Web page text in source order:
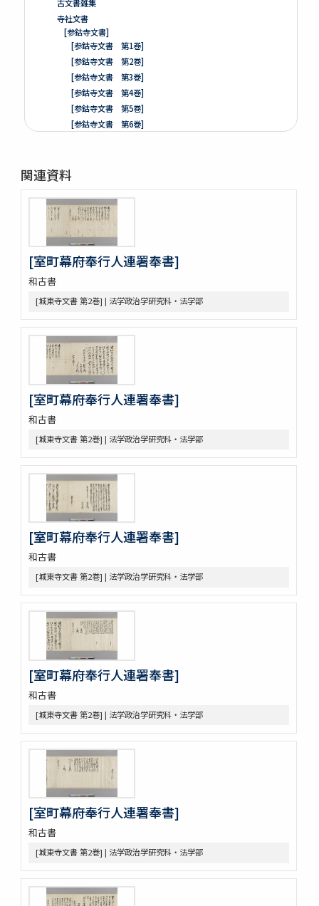
古文書雑集
寺社文書
[参鈷寺文書]
[参鈷寺文書 第1巻]
[参鈷寺文書 第2巻]
[参鈷寺文書 第3巻]
[参鈷寺文書 第4巻]
[参鈷寺文書 第5巻]
[参鈷寺文書 第6巻]
[城東寺文書]
綸旨五通[城東寺文書 第1巻]
[城東寺文書 第2巻]
高野山寶光院文書
売券類
[中世沽券状など貼り交ぜ]
[樺山家文書]
[樺山家文書 第2巻]
[樺山家文書 第3巻]
[樺山家文書 第4巻]
九条公爵家旧蔵古典籍
令義解
元長卿記
令集解[甲:2:1147]
康富記
古代中世法制史料
中世法制史料
御成敗式目関係古写本群
御成敗式目 [極書あり]
令義解・令集解写本・刊本群
令集解[甲:2:100]
令集解[甲:2:101]
令集解[甲:2:342]
令集解[甲:2:670]
令集解[甲:2:671]
令集解[甲:2:1147]
令集解[甲:2:2043]
令集解[甲:2:2364]
令義解
近世史料
遠山家記録残闕
豊田友直日記
三井家伝遺書
昌平紀事
宮崎益次郎日記
御代官手かがみ
御勝手方御定書并伺之上被仰渡候書付
関連資料
[室町幕府奉行人連署奉書]
和古書
[城東寺文書 第2巻] | 法学政治学研究科・法学部
[室町幕府奉行人連署奉書]
和古書
[城東寺文書 第2巻] | 法学政治学研究科・法学部
[室町幕府奉行人連署奉書]
和古書
[城東寺文書 第2巻] | 法学政治学研究科・法学部
[室町幕府奉行人連署奉書]
和古書
[城東寺文書 第2巻] | 法学政治学研究科・法学部
[室町幕府奉行人連署奉書]
和古書
[城東寺文書 第2巻] | 法学政治学研究科・法学部